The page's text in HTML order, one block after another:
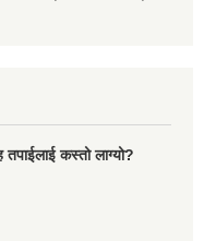
कस्तो लाग्यो?